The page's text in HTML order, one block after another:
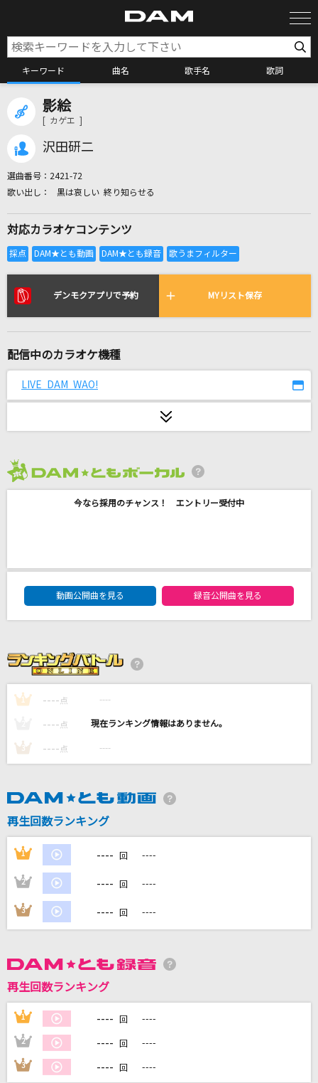
キーワード 曲名 歌手名 歌詞
全国りれき
リアルタイムで歌われている曲の一覧
マリーゴールド
コンビニ
タイムマシン
乃木坂46
満月の雫は媚薬
武蔵坊弁慶(宮田幸季)
唱
SPYAIR
カラオケ最新情報をチェック！
影絵
[ カゲエ ]
沢田研二
選曲番号： 2421-72
黒は哀しい 終り知らせる
対応カラオケコンテンツ
デンモクアプリで予約 MYリスト保存
配信中のカラオケ機種
LIVE DAM WAO!
今なら採用のチャンス！ エントリー受付中
DAM★ともボーカルエントリーランキング
動画公開曲を見る
録音公開曲を見る
1 ---- 点 ----
---- 点 ----
3 ---- 点 ----
再生回数ランキング
1 ---- 回 ----
2 ---- 回 ----
3 ---- 回 ----
再生回数ランキング
1 ---- 回 ----
2 ---- 回 ----
3 ---- 回 ----